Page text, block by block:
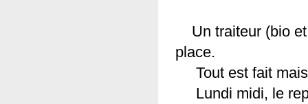
Un traiteur (bio et
place.
Tout est fait
Lundi midi, le